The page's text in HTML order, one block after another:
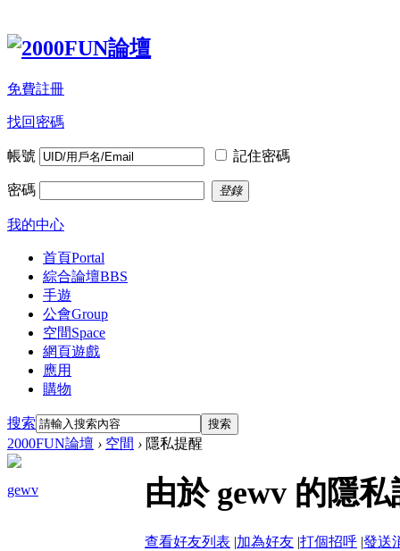
免費註冊
找回密碼
帳號 記住密碼
密碼 登錄
我的中心
首頁Portal
綜合論壇BBS
手遊
公會Group
空間Space
網頁遊戲
應用
購物
搜索 搜索
2000FUN論壇 › 空間 › 隱私提醒
gewv 由於 gewv 的隱
查看好友列表 |加為好友 |打個招呼 |發送